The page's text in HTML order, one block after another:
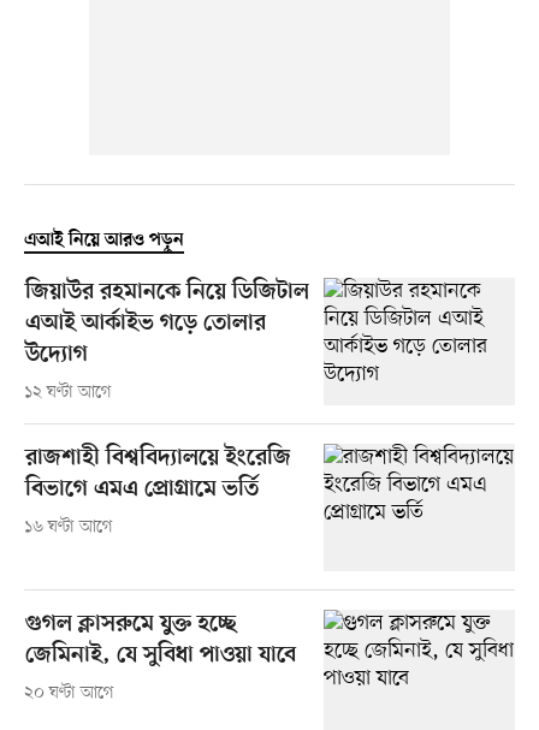
এআই নিয়ে আরও পড়ুন
জিয়াউর রহমানকে নিয়ে ডিজিটাল
এআই আর্কাইভ গড়ে তোলার
উদ্যোগ
১২ ঘণ্টা আগে
রাজশাহী বিশ্ববিদ্যালয়ে ইংরেজি
বিভাগে এমএ প্রোগ্রামে ভর্তি
১৬ ঘণ্টা আগে
গুগল ক্লাসরুমে যুক্ত হচ্ছে
জেমিনাই, যে সুবিধা পাওয়া যাবে
২০ ঘণ্টা আগে